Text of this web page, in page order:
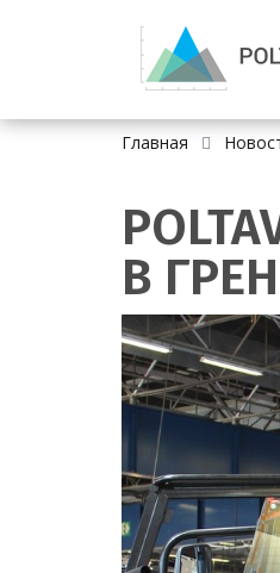
Главная
В